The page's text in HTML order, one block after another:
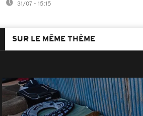
31/07 - 15:15
SUR LE MÊME THÈME